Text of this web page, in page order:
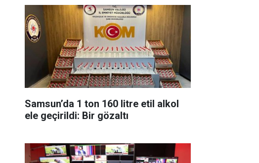
Samsun’da 1 ton 160 litre etil alkol
ele geçirildi: Bir gözaltı